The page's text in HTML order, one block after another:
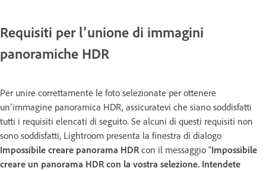
Requisiti per l’unione di immagini
panoramiche HDR
Per unire correttamente le foto selezionate per ottenere
un’immagine panoramica HDR, assicuratevi che siano soddisfatti
tutti i requisiti elencati di seguito. Se alcuni di questi requisiti non
sono soddisfatti, Lightroom presenta la finestra di dialogo
Impossibile creare panorama HDRcon il messaggio “Impossibile
creare un panorama HDR con la vostra selezione. Intendete